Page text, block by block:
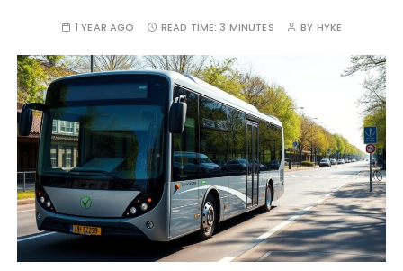
1 YEAR AGO READ TIME: 3 MINUTES BY HYKE